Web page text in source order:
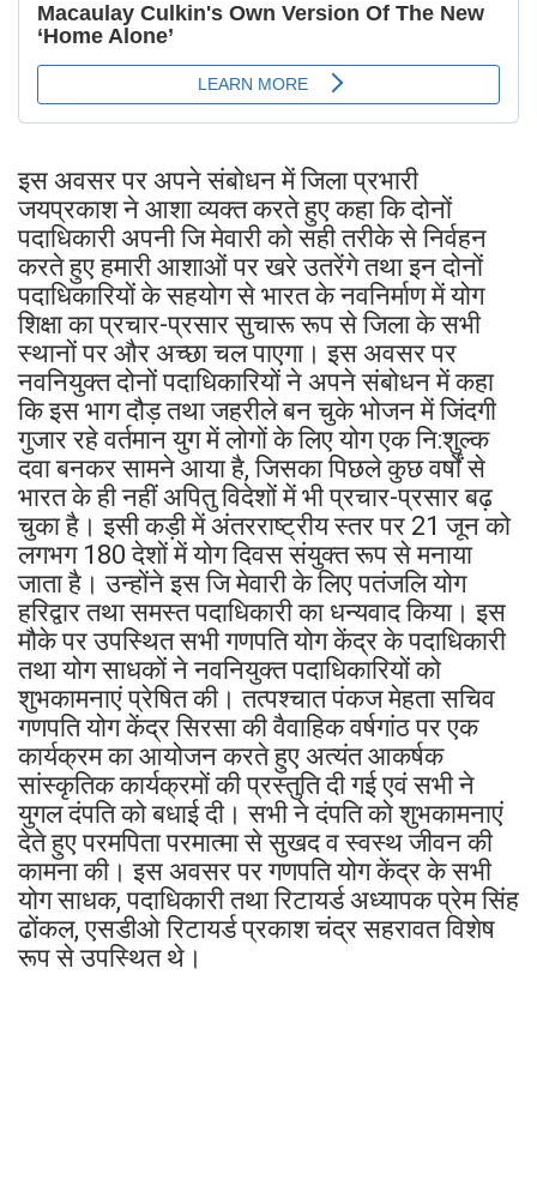
इस अवसर पर अपने संबोधन में जिला प्रभारी
जयप्रकाश ने आशा व्यक्त करते हुए कहा कि दोनों
पदाधिकारी अपनी जि मेवारी को सही तरीके से निर्वहन
करते हुए हमारी आशाओं पर खरे उतरेंगे तथा इन दोनों
पदाधिकारियों के सहयोग से भारत के नवनिर्माण में योग
शिक्षा का प्रचार-प्रसार सुचारू रूप से जिला के सभी
स्थानों पर और अच्छा चल पाएगा। इस अवसर पर
नवनियुक्त दोनों पदाधिकारियों ने अपने संबोधन में कहा
कि इस भाग दौड़ तथा जहरीले बन चुके भोजन में जिंदगी
गुजार रहे वर्तमान युग में लोगों के लिए योग एक नि:शुल्क
दवा बनकर सामने आया है, जिसका पिछले कुछ वर्षों से
भारत के ही नहीं अपितु विदेशों में भी प्रचार-प्रसार बढ़
चुका है। इसी कड़ी में अंतरराष्ट्रीय स्तर पर 21 जून को
लगभग 180 देशों में योग दिवस संयुक्त रूप से मनाया
जाता है। उन्होंने इस जि मेवारी के लिए पतंजलि योग
हरिद्वार तथा समस्त पदाधिकारी का धन्यवाद किया। इस
मौके पर उपस्थित सभी गणपति योग केंद्र के पदाधिकारी
तथा योग साधकों ने नवनियुक्त पदाधिकारियों को
शुभकामनाएं प्रेषित की। तत्पश्चात पंकज मेहता सचिव
गणपति योग केंद्र सिरसा की वैवाहिक वर्षगांठ पर एक
कार्यक्रम का आयोजन करते हुए अत्यंत आकर्षक
सांस्कृतिक कार्यक्रमों की प्रस्तुति दी गई एवं सभी ने
युगल दंपति को बधाई दी। सभी ने दंपति को शुभकामनाएं
देते हुए परमपिता परमात्मा से सुखद व स्वस्थ जीवन की
कामना की। इस अवसर पर गणपति योग केंद्र के सभी
योग साधक, पदाधिकारी तथा रिटायर्ड अध्यापक प्रेम सिंह
ढोंकल, एसडीओ रिटायर्ड प्रकाश चंद्र सहरावत विशेष
रूप से उपस्थित थे।